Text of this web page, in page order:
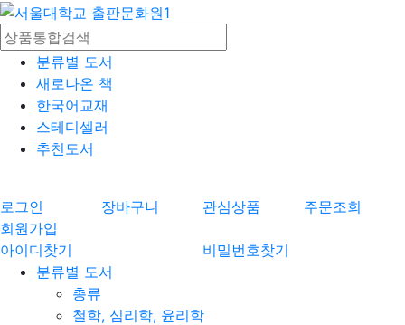
분류별 도서
새로나온 책
한국어교재
스테디셀러
추천도서
로그인 장바구니 관심상품
주문조회
회원가입
아이디찾기
비밀번호찾기
분류별 도서
총류
철학, 심리학, 윤리학